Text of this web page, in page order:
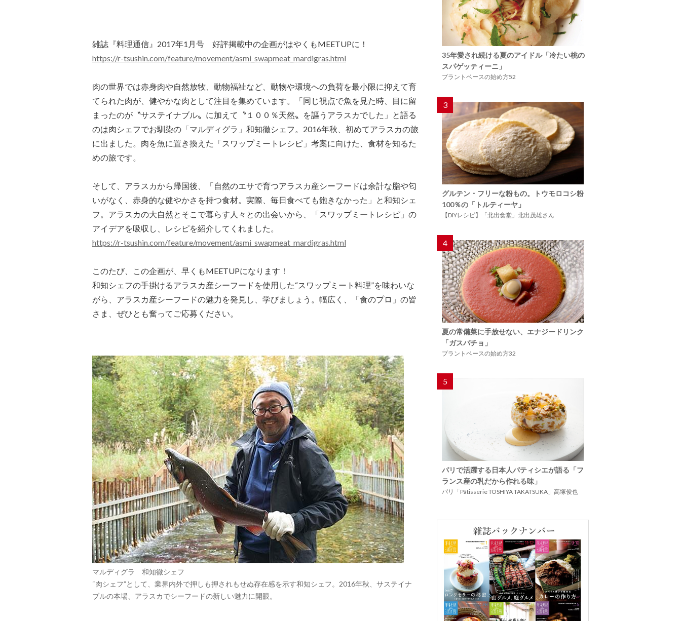
雑誌『料理通信』2017年1月号 好評掲載中の企画がはやくもMEETUPに！
https://r-tsushin.com/feature/movement/asmi_swapmeat_mardigras.html
肉の世界では赤身肉や自然放牧、動物福祉など、動物や環境への負荷を最小限に抑えて育
てられた肉が、健やかな肉として注目を集めています。「同じ視点で魚を見た時、目に留
まったのが〝サステイナブル〟に加えて〝１００％天然〟を謳うアラスカでした」と語る
のは肉シェフでお馴染の「マルディグラ」和知徹シェフ。2016年秋、初めてアラスカの旅
に出ました。肉を魚に置き換えた「スワップミートレシピ」考案に向けた、食材を知るた
めの旅です。
そして、アラスカから帰国後、「自然のエサで育つアラスカ産シーフードは余計な脂や匂
いがなく、赤身的な健やかさを持つ食材。実際、毎日食べても飽きなかった」と和知シェ
フ。アラスカの大自然とそこで暮らす人々との出会いから、「スワップミートレシピ」の
アイデアを吸収し、レシピを紹介してくれました。
https://r-tsushin.com/feature/movement/asmi_swapmeat_mardigras.html
このたび、この企画が、早くもMEETUPになります！
和知シェフの手掛けるアラスカ産シーフードを使用した“スワップミート料理”を味わいな
がら、アラスカ産シーフードの魅力を発見し、学びましょう。幅広く、「食のプロ」の皆
さま、ぜひとも奮ってご応募ください。
マルディグラ 和知徹シェフ
“肉シェフ”として、業界内外で押しも押されもせぬ存在感を示す和知シェフ。2016年秋、サステイナ
ブルの本場、アラスカでシーフードの新しい魅力に開眼。
35年愛され続ける夏のアイドル「冷たい桃の
スパゲッティーニ」
プラントベースの始め方52
3
グルテン・フリーな粉もの。トウモロコシ粉
100％の「トルティーヤ」
【DIYレシピ】「北出食堂」北出茂雄さん
4
夏の常備菜に手放せない、エナジードリンク
「ガスパチョ」
プラントベースの始め方32
5
パリで活躍する日本人パティシエが語る「フ
ランス産の乳だから作れる味」
パリ「Pâtisserie TOSHIYA TAKATSUKA」高塚俊也